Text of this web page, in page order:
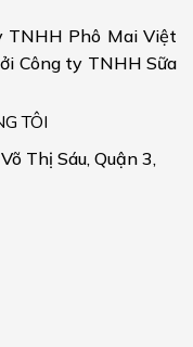
TNHH Phô Mai Việt
Công ty TNHH Sữa
TÔI
Thị Sáu, Quận 3,